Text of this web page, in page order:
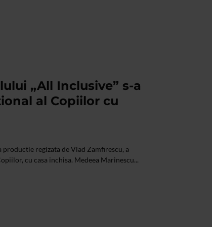
„All Inclusive” s-a
al Copiilor cu
regizata de Vlad Zamfirescu, a
cu casa inchisa. Medeea Marinescu...